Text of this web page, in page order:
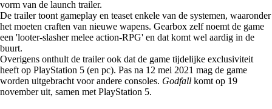
vorm van de launch trailer.
De trailer toont gameplay en teaset enkele van de systemen, waaronder
het moeten craften van nieuwe wapens. Gearbox zelf noemt de game
een 'looter-slasher melee action-RPG' en dat komt wel aardig in de
buurt.
Overigens onthult de trailer ook dat de game tijdelijke exclusiviteit
heeft op PlayStation 5 (en pc). Pas na 12 mei 2021 mag de game
worden uitgebracht voor andere consoles. Godfall komt op 19
november uit, samen met PlayStation 5.